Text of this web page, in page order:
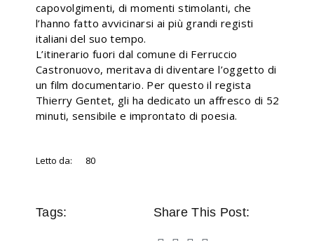
capovolgimenti, di momenti stimolanti, che
l’hanno fatto avvicinarsi ai più grandi registi
italiani del suo tempo.
L’itinerario fuori dal comune di Ferruccio
Castronuovo, meritava di diventare l’oggetto di
un film documentario. Per questo il regista
Thierry Gentet, gli ha dedicato un affresco di 52
minuti, sensibile e improntato di poesia.
Letto da: 80
Tags: Share This Post: